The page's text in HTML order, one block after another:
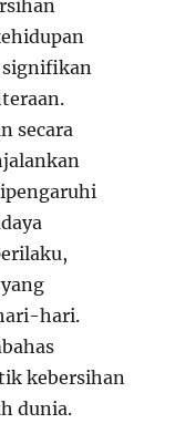
secara
hari.
kebersihan
dunia.